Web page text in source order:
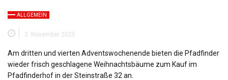
ALLGEMEIN
2. November 2025
Am dritten und vierten Adventswochenende bieten die Pfadfinder
wieder frisch geschlagene Weihnachtsbäume zum Kauf im
Pfadfinderhof in der Steinstraße 32 an.